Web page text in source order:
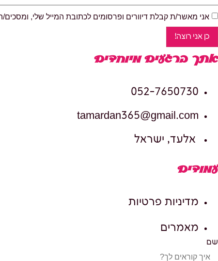
אני מאשר/ת קבלת דיוורים ופרסומים לכתובת המייל שלי,
כן אני רוצה!
אתך ברגעים מיוחדים
052-7650730
tamardan365@gmail.com
אלעד, ישראל
עמודים
מדיניות פרטיות
מאמרים
שם